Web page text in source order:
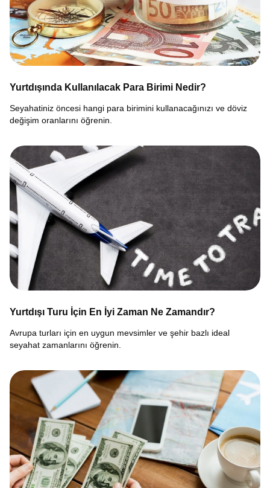
Yurtdışında Kullanılacak Para Birimi Nedir?
Seyahatiniz öncesi hangi para birimini kullanacağınızı ve döviz
değişim oranlarını öğrenin.
Yurtdışı Turu İçin En İyi Zaman Ne Zamandır?
Avrupa turları için en uygun mevsimler ve şehir bazlı ideal
seyahat zamanlarını öğrenin.